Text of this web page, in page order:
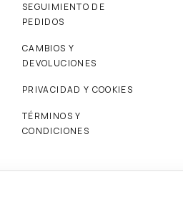
SEGUIMIENTO DE
PEDIDOS
CAMBIOS Y
DEVOLUCIONES
PRIVACIDAD Y COOKIES
TÉRMINOS Y
CONDICIONES